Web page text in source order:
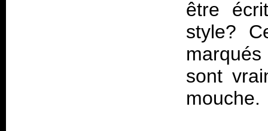
être
style?
sont
mouche.